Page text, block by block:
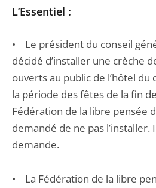
L’Essentiel :
• Le président du conseil
décidé d’installer une crèche
ouverts au public de l’hôtel
la période des fêtes de la fin
Fédération de la libre pensée
demandé de ne pas l’installer.
demande.
• La Fédération de la libre